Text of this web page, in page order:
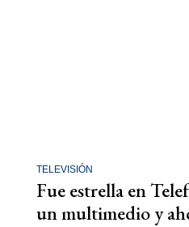
TELEVISIÓN
Fue estrella en
un multimedio y